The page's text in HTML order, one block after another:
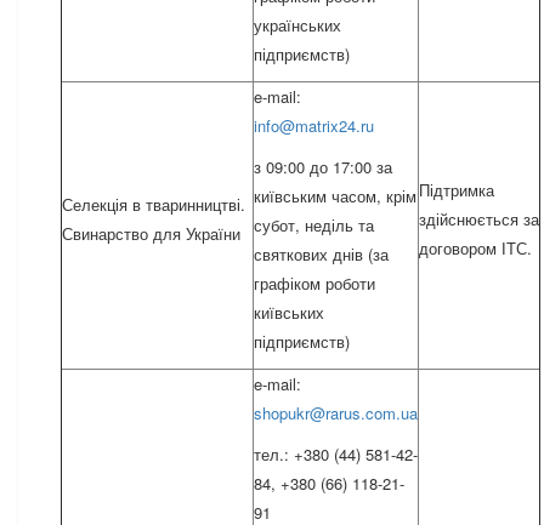
українських
підприємств)
Селекція в тваринництві.
Свинарство для України
e-mail:
info@matrix24.ru
з 09:00 до 17:00 за
київським часом, крім
субот, неділь та
святкових днів (за
графіком роботи
київських
підприємств)
Підтримка
здійснюється за
договором ІТС.
e-mail:
shopukr@rarus.com.ua
тел.: +380 (44) 581-42-
84, +380 (66) 118-21-
91